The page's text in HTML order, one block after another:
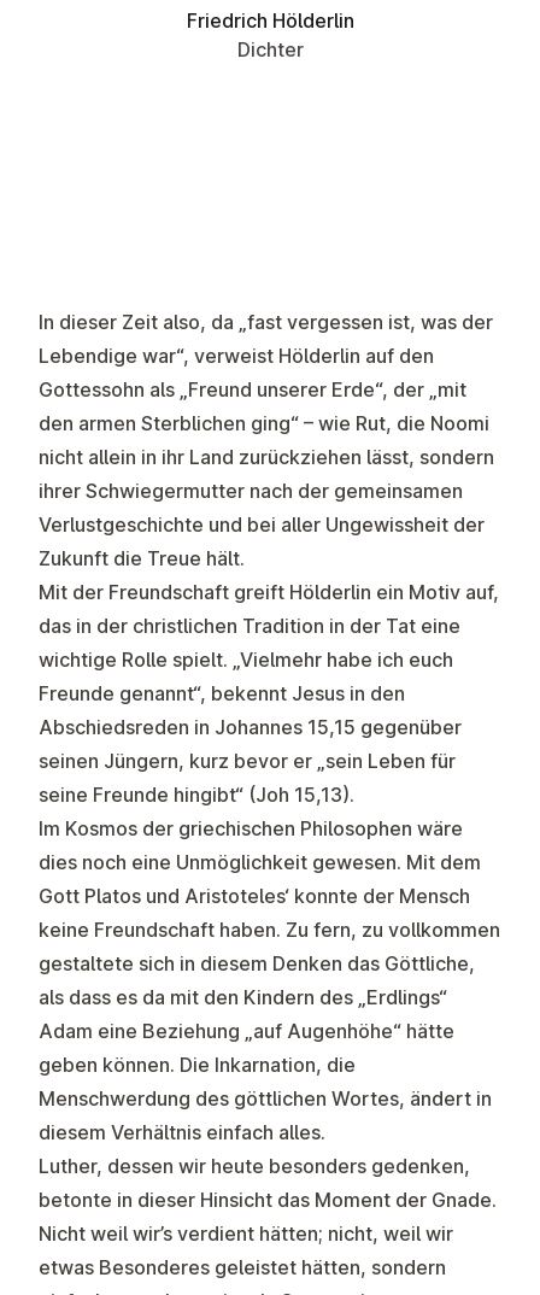
Friedrich Hölderlin
Dichter
In dieser Zeit also, da „fast vergessen ist, was der
Lebendige war“, verweist Hölderlin auf den
Gottessohn als „Freund unserer Erde“, der „mit
den armen Sterblichen ging“ – wie Rut, die Noomi
nicht allein in ihr Land zurückziehen lässt, sondern
ihrer Schwiegermutter nach der gemeinsamen
Verlustgeschichte und bei aller Ungewissheit der
Zukunft die Treue hält.
Mit der Freundschaft greift Hölderlin ein Motiv auf,
das in der christlichen Tradition in der Tat eine
wichtige Rolle spielt. „Vielmehr habe ich euch
Freunde genannt“, bekennt Jesus in den
Abschiedsreden in Johannes 15,15 gegenüber
seinen Jüngern, kurz bevor er „sein Leben für
seine Freunde hingibt“ (Joh 15,13).
Im Kosmos der griechischen Philosophen wäre
dies noch eine Unmöglichkeit gewesen. Mit dem
Gott Platos und Aristoteles‘ konnte der Mensch
keine Freundschaft haben. Zu fern, zu vollkommen
gestaltete sich in diesem Denken das Göttliche,
als dass es da mit den Kindern des „Erdlings“
Adam eine Beziehung „auf Augenhöhe“ hätte
geben können. Die Inkarnation, die
Menschwerdung des göttlichen Wortes, ändert in
diesem Verhältnis einfach alles.
Luther, dessen wir heute besonders gedenken,
betonte in dieser Hinsicht das Moment der Gnade.
Nicht weil wir’s verdient hätten; nicht, weil wir
etwas Besonderes geleistet hätten, sondern